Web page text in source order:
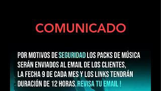
COMUNICADO